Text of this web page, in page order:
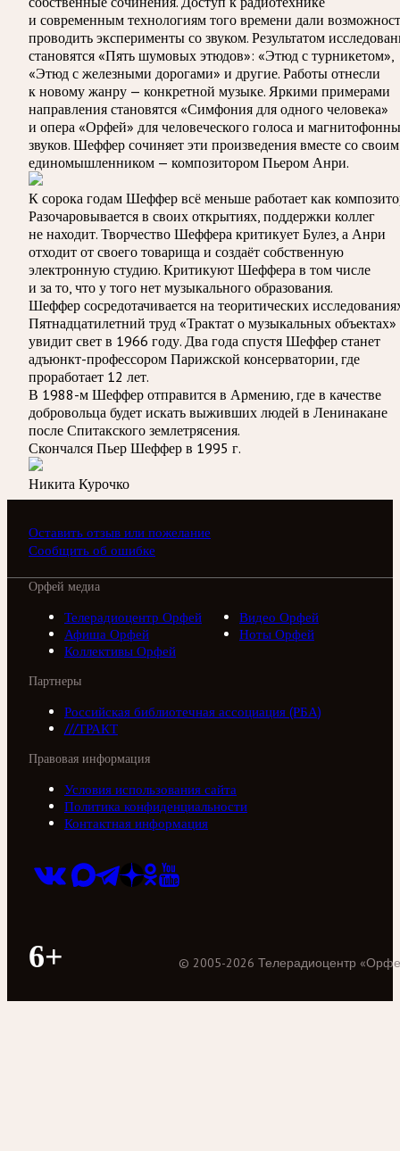
и современным технологиям того времени дали
проводить эксперименты со звуком. Результатом
становятся «Пять шумовых этюдов»: «Этюд с турникетом»,
«Этюд с железными дорогами» и другие. Работы отнесли
к новому жанру — конкретной музыке. Яркими примерами
направления становятся «Симфония для одного человека»
и опера «Орфей» для человеческого голоса и
звуков. Шеффер сочиняет эти произведения вместе со своим
единомышленником — композитором Пьером Анри.
К сорока годам Шеффер всё меньше работает как
Разочаровывается в своих открытиях, поддержки коллег
не находит. Творчество Шеффера критикует Булез, а Анри
отходит от своего товарища и создаёт собственную
электронную студию. Критикуют Шеффера в том числе
и за то, что у того нет музыкального образования.
Шеффер сосредотачивается на теоритических
Пятнадцатилетний труд «Трактат о музыкальных объектах»
увидит свет в 1966 году. Два года спустя Шеффер станет
адъюнкт-профессором Парижской консерватории, где
проработает 12 лет.
В 1988-м Шеффер отправится в Армению, где в качестве
добровольца будет искать выживших людей в Ленинакане
после Спитакского землетрясения.
Скончался Пьер Шеффер в 1995 г.
Никита Курочко
Оставить отзыв или пожелание
Сообщить об ошибке
Орфей медиа
Телерадиоцентр Орфей
Видео Орфей
Афиша Орфей
Ноты Орфей
Коллективы Орфей
Партнеры
Российская библиотечная ассоциация (РБА)
///ТРАКТ
Правовая информация
Условия использования сайта
Политика конфиденциальности
Контактная информация
6+ © 2005-2026 Телерадиоцентр